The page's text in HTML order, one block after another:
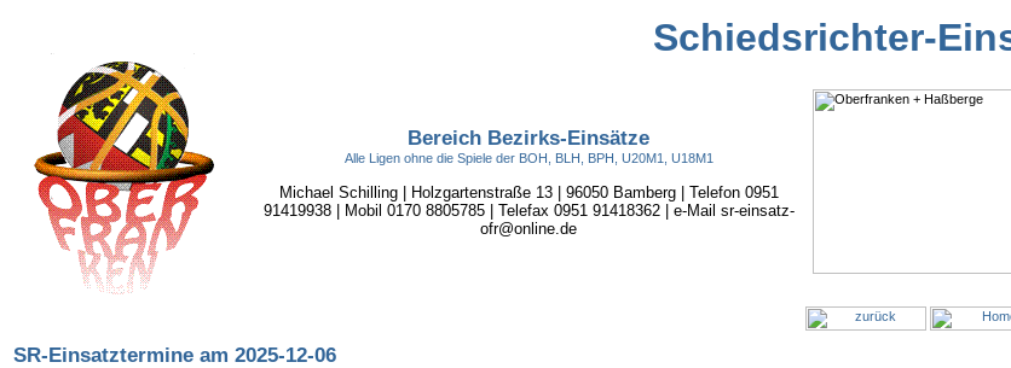
Schiedsrichter-
Bereich Bezirks-Einsätze
Alle Ligen ohne die Spiele der BOH, BLH, BPH, U20M1, U18M1
Michael Schilling | Holzgartenstraße 13 | 96050 Bamberg | Telefon 0951
91419938 | Mobil 0170 8805785 | Telefax 0951 91418362 | e-Mail sr-einsatz-
ofr@online.de
SR-Einsatztermine am 2025-12-06